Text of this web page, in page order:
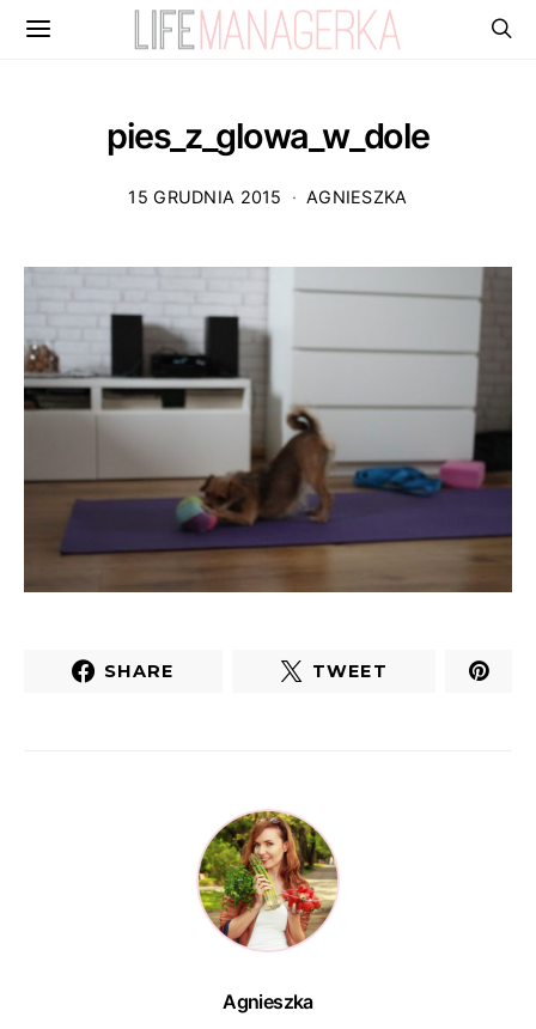
pies_z_glowa_w_dole
15 GRUDNIA 2015 AGNIESZKA
SHARE TWEET
Agnieszka